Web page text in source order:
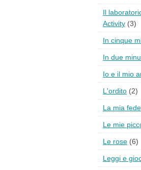
Il
Activity (3)
In cinque
In due
Io e il mio
L'ordito (2)
La mia fede
Le mie
Le rose (6)
Leggi e